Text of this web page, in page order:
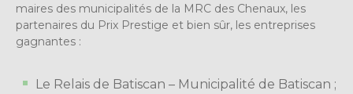
maires des municipalités de la MRC des Chenaux, les
partenaires du Prix Prestige et bien sûr, les entreprises
gagnantes :
Le Relais de Batiscan – Municipalité de Batiscan ;